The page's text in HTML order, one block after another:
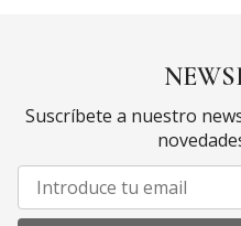
Suscríbete a nuestro